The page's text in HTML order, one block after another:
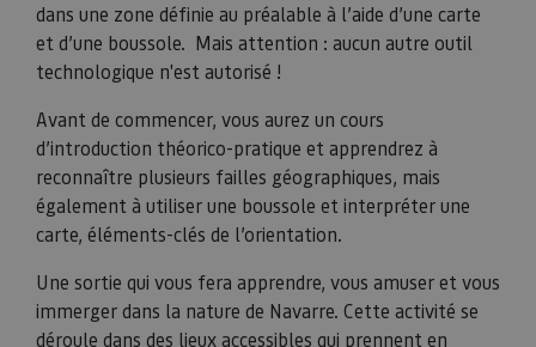
dans une zone définie au préalable à l’aide d’une carte
et d’une boussole. Mais attention : aucun autre outil
technologique n'est autorisé !
Avant de commencer, vous aurez un cours
d’introduction théorico-pratique et apprendrez à
reconnaître plusieurs failles géographiques, mais
également à utiliser une boussole et interpréter une
carte, éléments-clés de l’orientation.
Une sortie qui vous fera apprendre, vous amuser et vous
immerger dans la nature de Navarre. Cette activité se
déroule dans des lieux accessibles qui prennent en